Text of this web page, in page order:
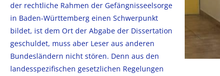
der rechtliche Rahmen der Gefängnisseelsorge
in Baden-Württemberg einen Schwerpunkt
bildet, ist dem Ort der Abgabe der Dissertation
geschuldet, muss aber Leser aus anderen
Bundesländern nicht stören. Denn aus den
landesspezifischen gesetzlichen Regelungen